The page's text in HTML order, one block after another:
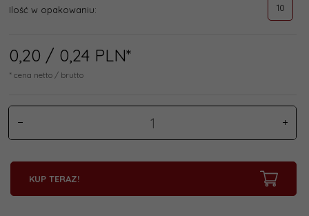
Ilość w opakowaniu: 10
0,20 / 0,24 PLN*
* cena netto / brutto
KUP TERAZ!